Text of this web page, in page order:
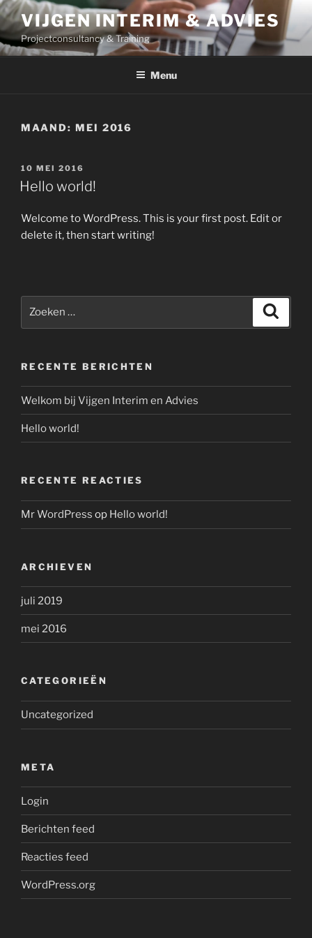
Ga
naar
de
inhoud
VIJGEN INTERIM & ADVIES
Projectconsultancy & Training
Menu
MAAND: MEI 2016
GEPLAATST
OP
10 MEI 2016
Hello world!
Welcome to WordPress. This is your first post. Edit or
delete it, then start writing!
RECENTE BERICHTEN
Welkom bij Vijgen Interim en Advies
Hello world!
RECENTE REACTIES
Mr WordPress op Hello world!
ARCHIEVEN
juli 2019
mei 2016
CATEGORIEËN
Uncategorized
META
Login
Berichten feed
Reacties feed
WordPress.org